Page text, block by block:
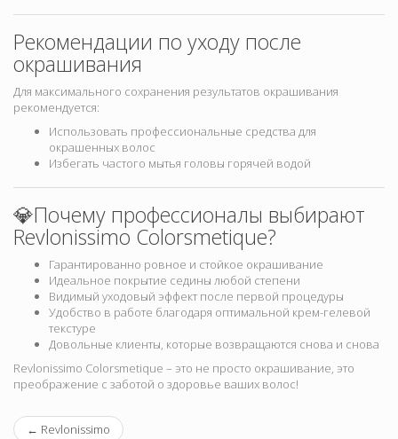
Рекомендации по уходу после
окрашивания
Для максимального сохранения результатов окрашивания
рекомендуется:
Использовать профессиональные средства для
окрашенных волос
Избегать частого мытья головы горячей водой
💎Почему профессионалы выбирают
Revlonissimo Colorsmetique?
Гарантированно ровное и стойкое окрашивание
Идеальное покрытие седины любой степени
Видимый уходовый эффект после первой процедуры
Удобство в работе благодаря оптимальной крем-гелевой
текстуре
Довольные клиенты, которые возвращаются снова и снова
Revlonissimo Colorsmetique – это не просто окрашивание, это
преображение с заботой о здоровье ваших волос!
← Revlonissimo